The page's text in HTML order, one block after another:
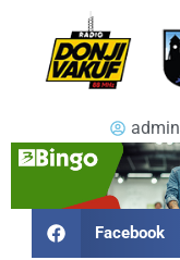
admin
Facebook